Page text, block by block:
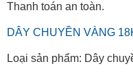
Thanh toán an toàn.
DÂY CHUYỀN VÀNG
Loại sản phẩm: Dây